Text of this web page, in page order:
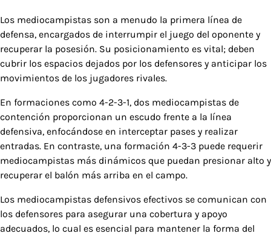
Los mediocampistas son a menudo la primera línea de
defensa, encargados de interrumpir el juego del oponente y
recuperar la posesión. Su posicionamiento es vital; deben
cubrir los espacios dejados por los defensores y anticipar los
movimientos de los jugadores rivales.
En formaciones como 4-2-3-1, dos mediocampistas de
contención proporcionan un escudo frente a la línea
defensiva, enfocándose en interceptar pases y realizar
entradas. En contraste, una formación 4-3-3 puede requerir
mediocampistas más dinámicos que puedan presionar alto y
recuperar el balón más arriba en el campo.
Los mediocampistas defensivos efectivos se comunican con
los defensores para asegurar una cobertura y apoyo
adecuados, lo cual es esencial para mantener la forma del